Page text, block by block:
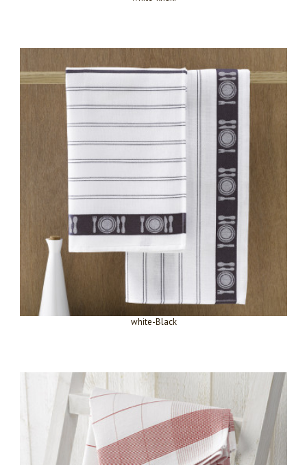
white-Black